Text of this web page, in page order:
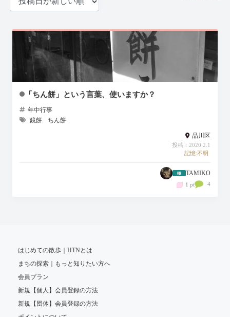
「ちん餅」という言葉、使いますか？
年中行事
鏡餅
ちん餅
品川区
投稿：2020.2.1
記憶:不明
TAMIKO
1 pt 4
はじめての散歩｜HTNとは
まちの探索｜もっと知りたい方へ
会員プラン
新規【個人】会員登録の方法
新規【団体】会員登録の方法